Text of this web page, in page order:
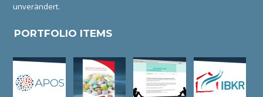
unverändert.
PORTFOLIO ITEMS